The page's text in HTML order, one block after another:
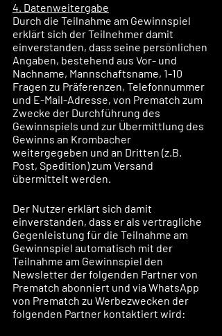
4. Datenweitergabe
Durch die Teilnahme am Gewinnspiel
erklärt sich der Teilnehmer damit
einverstanden, dass seine persönlichen
Angaben, bestehend aus Vor- und
Nachname, Mannschaftsname, 1-10
Fragen zu Präferenzen, Telefonnummer
und E-Mail-Adresse, von Prematch zum
Zwecke der Durchführung des
Gewinnspiels und zur Übermittlung des
Gewinns an Krombacher
weitergegeben und an Dritten (z.B.
Post, Spedition) zum Versand
übermittelt werden.
Der Nutzer erklärt sich damit
einverstanden, dass er als vertragliche
Gegenleistung für die Teilnahme am
Gewinnspiel automatisch mit der
Teilnahme am Gewinnspiel den
Newsletter der folgenden Partner von
Prematch abonniert und via WhatsApp
von Prematch zu Werbezwecken der
folgenden Partner kontaktiert wird: